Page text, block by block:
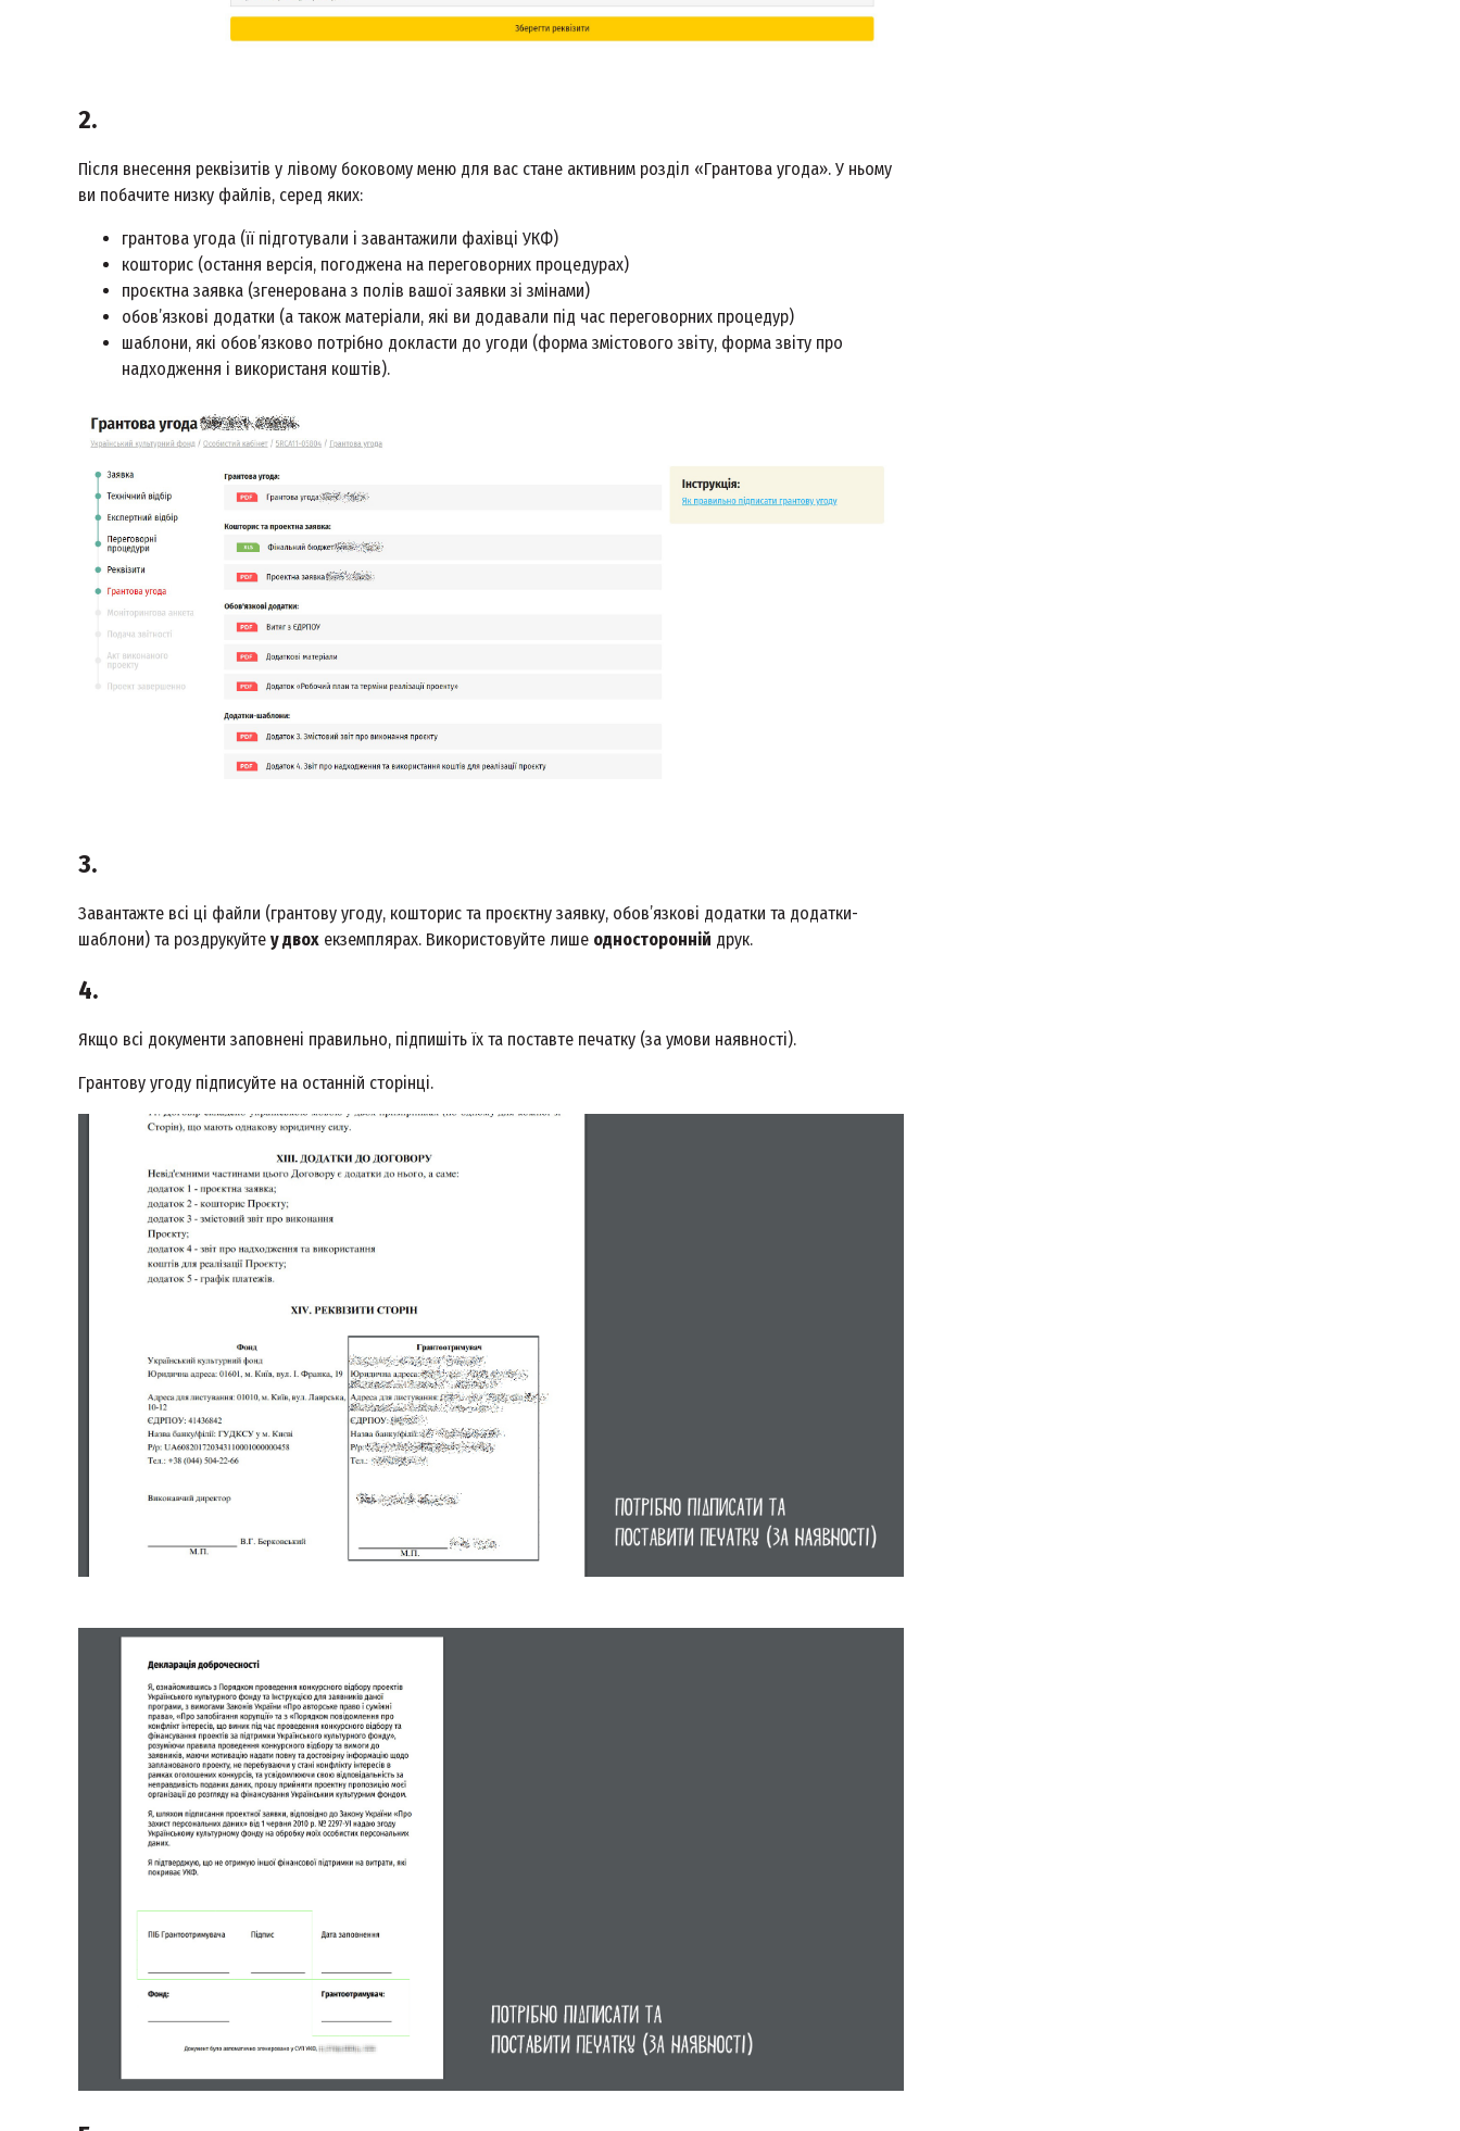
2.
Після внесення реквізитів у лівому боковому меню для вас стане активним розділ «Грантова угода». У ньому
ви побачите низку файлів, серед яких:
грантова угода (її підготували і завантажили фахівці УКФ)
кошторис (остання версія, погоджена на переговорних процедурах)
проєктна заявка (згенерована з полів вашої заявки зі змінами)
обов’язкові додатки (а також матеріали, які ви додавали під час переговорних процедур)
шаблони, які обов’язково потрібно докласти до угоди (форма змістового звіту, форма звіту про
надходження і використаня коштів).
3.
Завантажте всі ці файли (грантову угоду, кошторис та проєктну заявку, обов’язкові додатки та додатки-
шаблони) та роздрукуйте у двох екземплярах. Використовуйте лише односторонній друк.
4.
Якщо всі документи заповнені правильно, підпишіть їх та поставте печатку (за умови наявності).
Грантову угоду підписуйте на останній сторінці.